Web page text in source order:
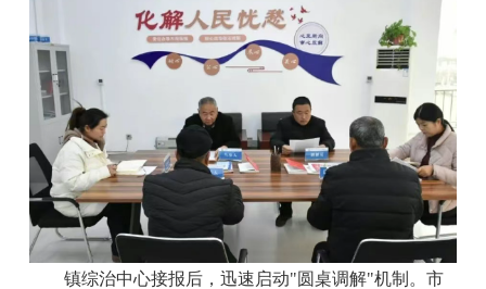
镇综治中心接报后，迅速启动"圆桌调解"机制。市